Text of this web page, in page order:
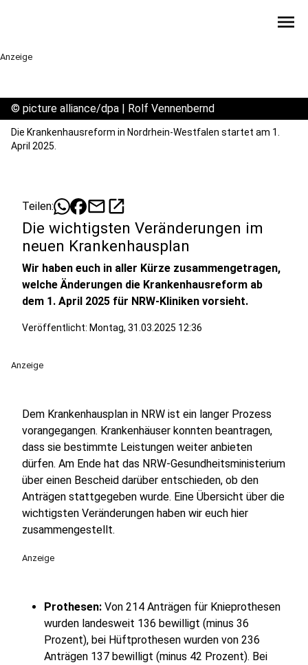
menu
Anzeige
© picture alliance/dpa | Rolf Vennenbernd
Die Krankenhausreform in Nordrhein-Westfalen startet am 1.
April 2025.
Teilen: mailopen_in_new
Die wichtigsten Veränderungen im
neuen Krankenhausplan
Wir haben euch in aller Kürze zusammengetragen,
welche Änderungen die Krankenhausreform ab
dem 1. April 2025 für NRW-Kliniken vorsieht.
Veröffentlicht: Montag, 31.03.2025 12:36
Anzeige
Dem Krankenhausplan in NRW ist ein langer Prozess
vorangegangen. Krankenhäuser konnten beantragen,
dass sie bestimmte Leistungen weiter anbieten
dürfen. Am Ende hat das NRW-Gesundheitsministerium
über einen Bescheid darüber entschieden, ob den
Anträgen stattgegeben wurde. Eine Übersicht über die
wichtigsten Veränderungen haben wir euch hier
zusammengestellt.
Anzeige
Prothesen: Von 214 Anträgen für Knieprothesen
wurden landesweit 136 bewilligt (minus 36
Prozent), bei Hüftprothesen wurden von 236
Anträgen 137 bewilligt (minus 42 Prozent). Bei